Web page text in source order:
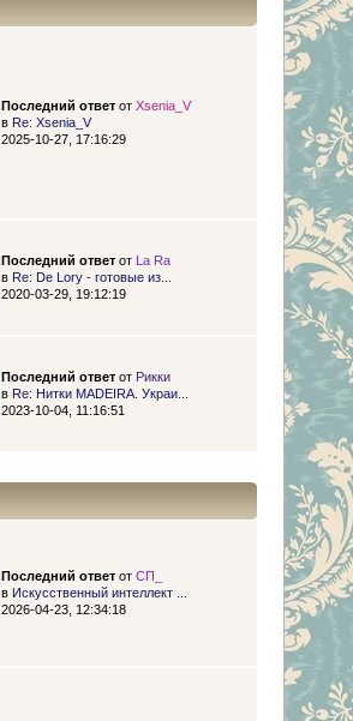
Последний ответот Xsenia_V
в Re: Xsenia_V
2025-10-27, 17:16:29
Последний ответот
La Ra
в Re: De Lory - готовые из...
2020-03-29, 19:12:19
Последний ответот Рикки
в Re: Нитки MADEIRA. Украи...
2023-10-04, 11:16:51
Последний ответот СП_
в Искусственный интеллект ...
2026-04-23, 12:34:18